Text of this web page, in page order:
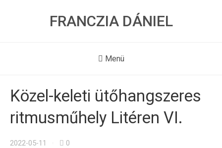
FRANCZIA DÁNIEL
Menü
Közel-keleti ütőhangszeres
ritmusműhely Litéren VI.
2022-05-11 0